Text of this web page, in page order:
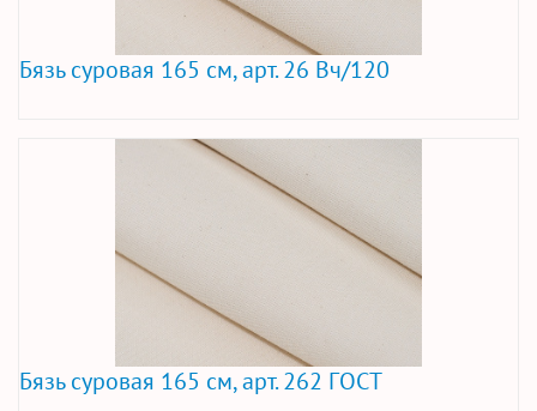
Бязь суровая 165 см, арт. 26 Вч/120
Бязь суровая 165 см, арт. 262 ГОСТ